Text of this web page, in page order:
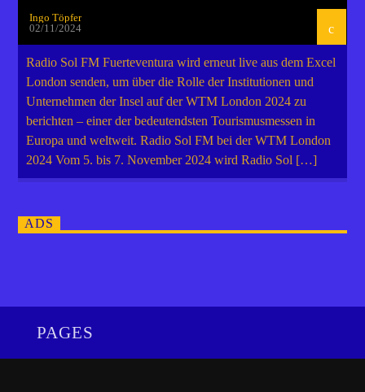
Ingo Töpfer
02/11/2024
Radio Sol FM Fuerteventura wird erneut live aus dem Excel
London senden, um über die Rolle der Institutionen und
Unternehmen der Insel auf der WTM London 2024 zu
berichten – einer der bedeutendsten Tourismusmessen in
Europa und weltweit. Radio Sol FM bei der WTM London
2024 Vom 5. bis 7. November 2024 wird Radio Sol […]
ADS
PAGES